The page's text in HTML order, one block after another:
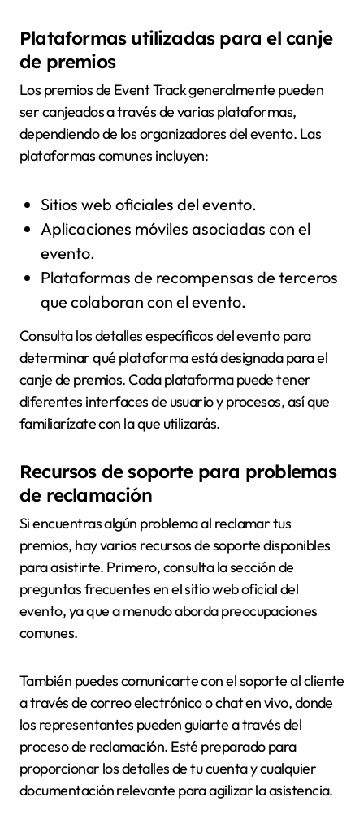
Plataformas utilizadas para el canje
de premios
Los premios de Event Track generalmente pueden
ser canjeados a través de varias plataformas,
dependiendo de los organizadores del evento. Las
plataformas comunes incluyen:
Sitios web oficiales del evento.
Aplicaciones móviles asociadas con el
evento.
Plataformas de recompensas de terceros
que colaboran con el evento.
Consulta los detalles específicos del evento para
determinar qué plataforma está designada para el
canje de premios. Cada plataforma puede tener
diferentes interfaces de usuario y procesos, así que
familiarízate con la que utilizarás.
Recursos de soporte para problemas
de reclamación
Si encuentras algún problema al reclamar tus
premios, hay varios recursos de soporte disponibles
para asistirte. Primero, consulta la sección de
preguntas frecuentes en el sitio web oficial del
evento, ya que a menudo aborda preocupaciones
comunes.
También puedes comunicarte con el soporte al cliente
a través de correo electrónico o chat en vivo, donde
los representantes pueden guiarte a través del
proceso de reclamación. Esté preparado para
proporcionar los detalles de tu cuenta y cualquier
documentación relevante para agilizar la asistencia.